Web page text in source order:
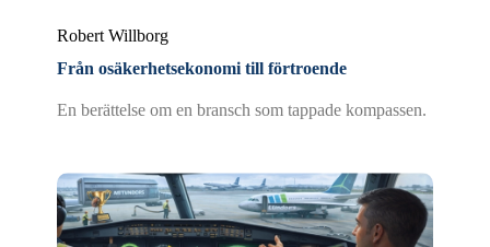
Robert Willborg
Från osäkerhetsekonomi till förtroende
En berättelse om en bransch som tappade kompassen.